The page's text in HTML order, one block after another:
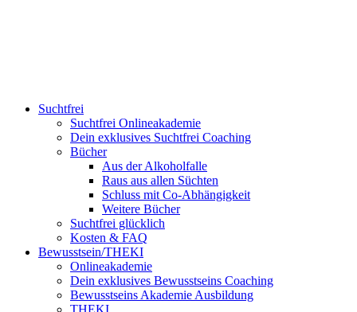
Suchtfrei
Suchtfrei Onlineakademie
Dein exklusives Suchtfrei Coaching
Bücher
Aus der Alkoholfalle
Raus aus allen Süchten
Schluss mit Co-Abhängigkeit
Weitere Bücher
Suchtfrei glücklich
Kosten & FAQ
Bewusstsein/THEKI
Onlineakademie
Dein exklusives Bewusstseins Coaching
Bewusstseins Akademie Ausbildung
THEKI